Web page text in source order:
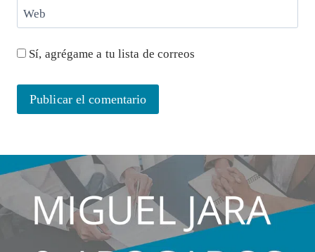
Web
Sí, agrégame a tu lista de correos